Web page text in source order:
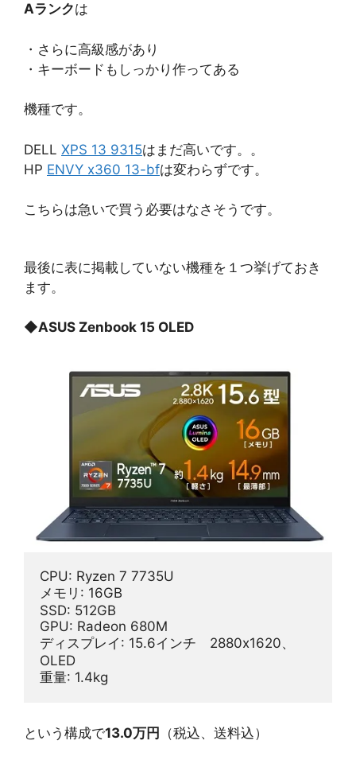
Aランクは
・さらに高級感があり
・キーボードもしっかり作ってある
機種です。
DELL XPS 13 9315はまだ高いです。。
HP ENVY x360 13-bfは変わらずです。
こちらは急いで買う必要はなさそうです。
最後に表に掲載していない機種を１つ挙げておき
ます。
◆ASUS Zenbook 15 OLED
CPU: Ryzen 7 7735U
メモリ: 16GB
SSD: 512GB
GPU: Radeon 680M
ディスプレイ: 15.6インチ　2880x1620、
OLED
重量: 1.4kg
という構成で13.0万円 （税込、送料込）